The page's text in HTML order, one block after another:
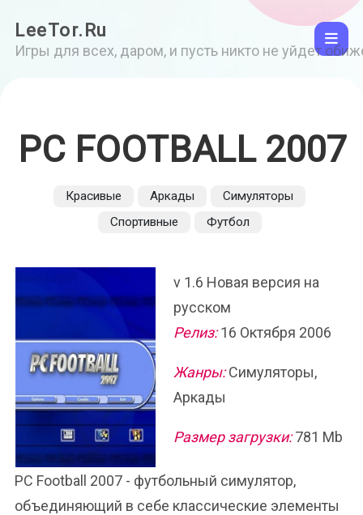
LeeTor.Ru
Игры для всех, даром, и пусть никто не уйдет
PC FOOTBALL 2007
Красивые Аркады
Симуляторы
Спортивные
Футбол
v 1.6 Новая версия на
русском
Релиз:16 Октября 2006
Жанры:Симуляторы,
Аркады
Размер загрузки:781 Mb
PC Football 2007 - футбольный симулятор,
объединяющий в себе классические элементы